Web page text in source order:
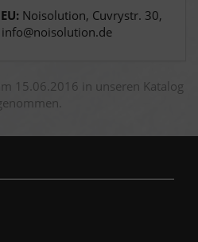
Noisolution, Cuvrystr. 30,
15.06.2016 in unseren Katalog